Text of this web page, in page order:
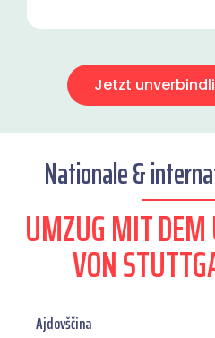
Jetzt
Nationale &
UMZUG MIT
VON
Ajdovščina